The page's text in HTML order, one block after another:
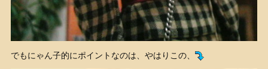
でもにゃん子的にポイントなのは、やはりこの、